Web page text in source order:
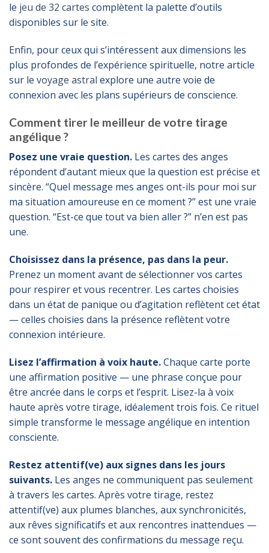
le jeu de 32 cartes complètent la palette d’outils
disponibles sur le site.
Enfin, pour ceux qui s’intéressent aux dimensions les
plus profondes de l’expérience spirituelle, notre article
sur le voyage astral explore une autre voie de
connexion avec les plans supérieurs de conscience.
Comment tirer le meilleur de votre tirage
angélique ?
Posez une vraie question. Les cartes des anges
répondent d’autant mieux que la question est précise et
sincère. “Quel message mes anges ont-ils pour moi sur
ma situation amoureuse en ce moment ?” est une vraie
question. “Est-ce que tout va bien aller ?” n’en est pas
une.
Choisissez dans la présence, pas dans la peur.
Prenez un moment avant de sélectionner vos cartes
pour respirer et vous recentrer. Les cartes choisies
dans un état de panique ou d’agitation reflètent cet état
— celles choisies dans la présence reflètent votre
connexion intérieure.
Lisez l’affirmation à voix haute.Chaque carte porte
une affirmation positive — une phrase conçue pour
être ancrée dans le corps et l’esprit. Lisez-la à voix
haute après votre tirage, idéalement trois fois. Ce rituel
simple transforme le message angélique en intention
consciente.
Restez attentif(ve) aux signes dans les jours
suivants. Les anges ne communiquent pas seulement
à travers les cartes. Après votre tirage, restez
attentif(ve) aux plumes blanches, aux synchronicités,
aux rêves significatifs et aux rencontres inattendues —
ce sont souvent des confirmations du message reçu.